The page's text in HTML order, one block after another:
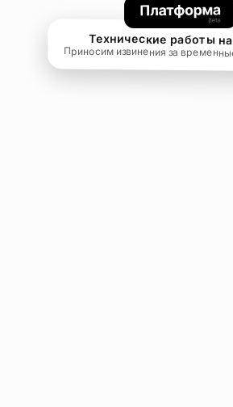
Технические работы
Приносим извинения за